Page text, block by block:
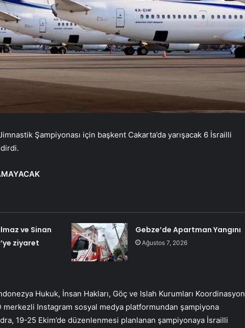
Şampiyonası için başkent Cakarta’da yarışacak 6 İsrailli
ve Sinan
ziyaret
Gebze’de Apartman Yangını
Ağustos 7, 2026
Hukuk, İnsan Hakları, Göç ve Islah Kurumları Koordinasyon
merkezli Instagram sosyal medya platformundan şampiyona
19-25 Ekim’de düzenlenmesi planlanan şampiyonaya İsrailli